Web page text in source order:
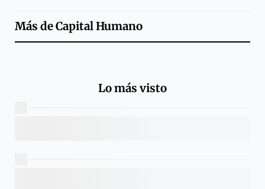
Más deCapital Humano
Lo más visto